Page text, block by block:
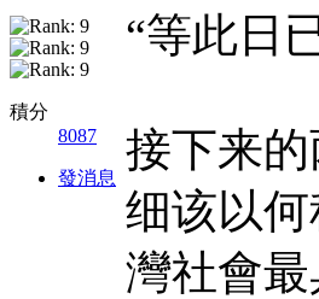
積分
8087
發消息
“等此日
接下来
细该以
灣社會